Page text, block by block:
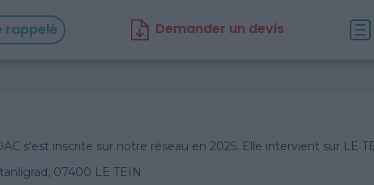
rappelé Demander un devis
s'est inscrite sur notre réseau en 2025. Elle intervient sur LE
07400 LE TEIN